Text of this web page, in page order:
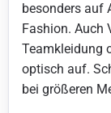
besonders auf
Fashion. Auch
Teamkleidung
optisch auf.
bei größeren